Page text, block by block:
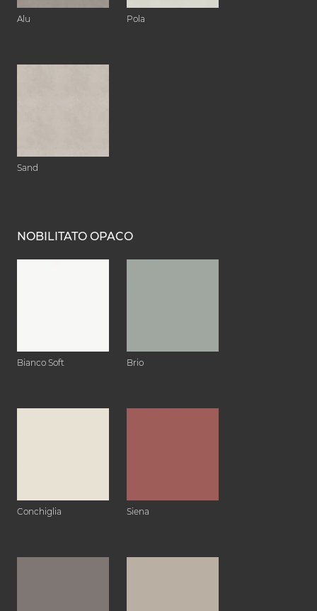
Alu Pola
Sand
NOBILITATO OPACO
Bianco Soft Brio
Conchiglia Siena